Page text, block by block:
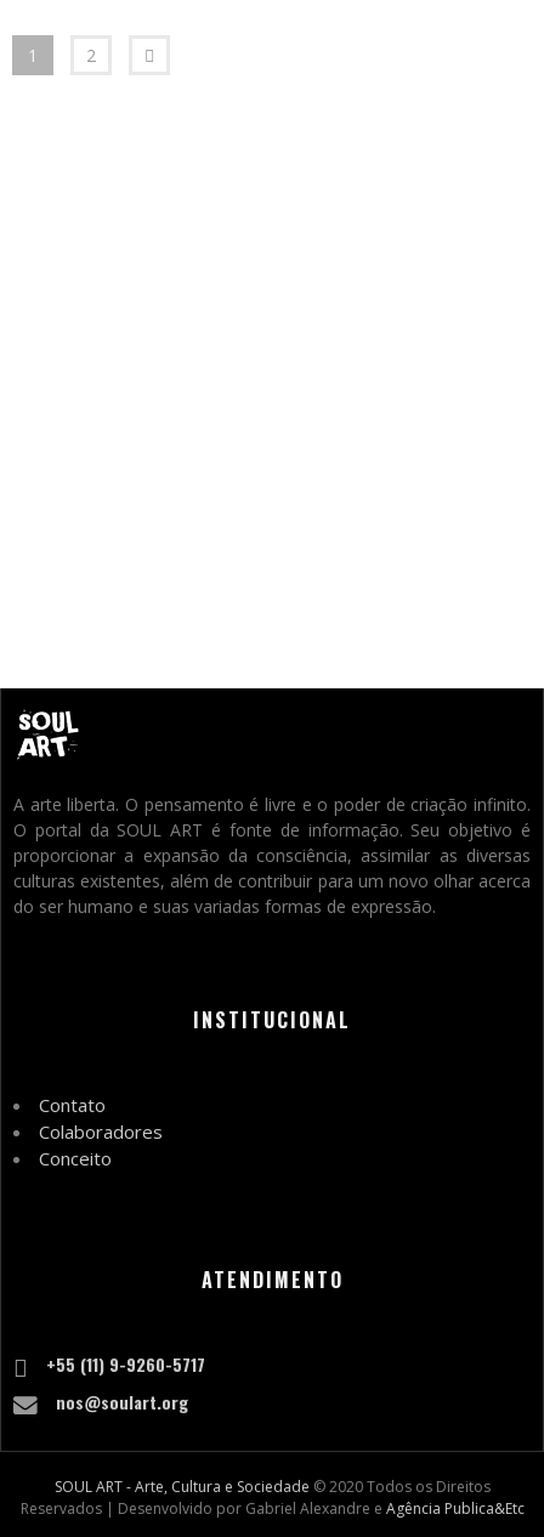
1 2
A arte liberta. O pensamento é livre e o poder de criação infinito.
O portal da SOUL ART é fonte de informação. Seu objetivo é
proporcionar a expansão da consciência, assimilar as diversas
culturas existentes, além de contribuir para um novo olhar acerca
do ser humano e suas variadas formas de expressão.
INSTITUCIONAL
Contato
Colaboradores
Conceito
ATENDIMENTO
+55 (11) 9-9260-5717
nos@soulart.org
SOUL ART - Arte, Cultura e Sociedade © 2020 Todos os Direitos
Reservados | Desenvolvido por Gabriel Alexandre e Agência Publica&Etc